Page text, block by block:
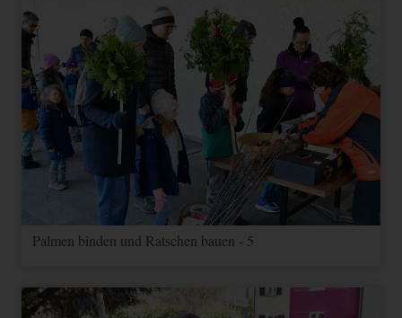
Palmen binden und Ratschen bauen - 5